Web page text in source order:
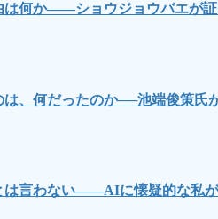
は何か――ショウジョウバエが
、何だったのか──池端俊策
は言わない――AIに懐疑的な私